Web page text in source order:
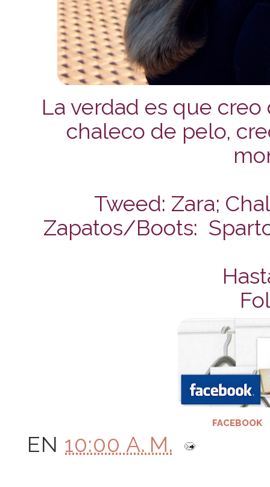
La verdad es que
chaleco de pelo,
Tweed: Zara;
Zapatos/Boots:
FACEBOOK
EN 10:00 A. M.